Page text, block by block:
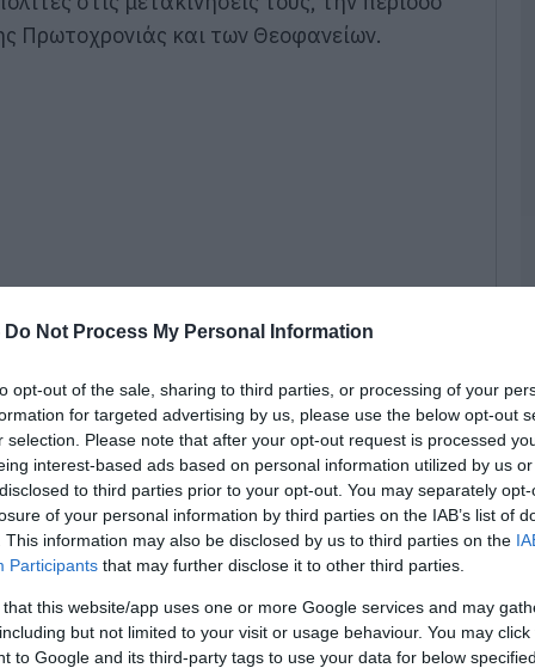
Do Not Process My Personal Information
opt-out of the sale, sharing to third parties, or processing of your
for targeted advertising by us, please use the below opt-out
selection. Please note that after your opt-out request is processed
interest-based ads based on personal information utilized by us
to third parties prior to your opt-out. You may separately
of your personal information by third parties on the IAB’s list of
This information may also be disclosed by us to third parties on the
Participants that may further disclose it to other third parties.
that this website/app uses one or more Google services and may
but not limited to your visit or usage behaviour. You may
to Google and its third-party tags to use your data for below
Πρωτοχρονιάς και των Θεοφανείων.
και κυκλοφορίας που έχουν
Αρχές μέχρι σήμερα, Πέμπτη 20
παραβάσεις:
και
(πινακίδα Ρ-40, απαγορεύεται η στάση
αφαίρεση της άδειας και των
για είκοσι (20) ημέρες, σύμφωνα με την